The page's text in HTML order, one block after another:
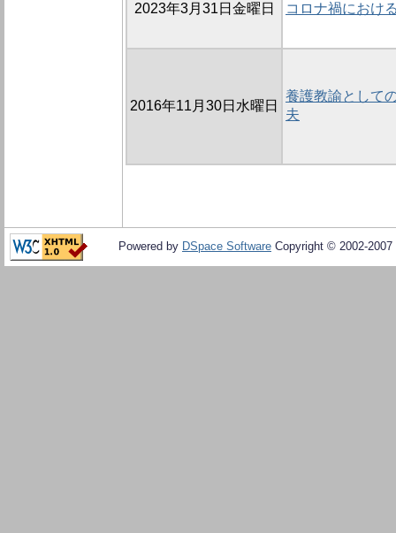
2023年3月31日金曜日 コロナ禍におけ
2016年11月30日水曜日
養護教諭として
夫
Powered by DSpace Software Copyright © 2002-2007